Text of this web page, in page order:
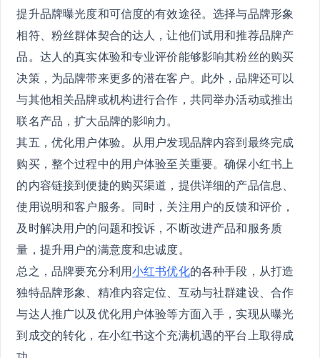
提升品牌曝光度和可信度的有效途径。选择与品牌形象
相符、粉丝群体契合的达人，让他们试用和推荐品牌产
品。达人的真实体验和专业评价能够影响其粉丝的购买
决策，为品牌带来更多的潜在客户。此外，品牌还可以
与其他相关品牌或机构进行合作，共同举办活动或推出
联名产品，扩大品牌的影响力。
其五，优化用户体验。从用户发现品牌内容到最终完成
购买，整个过程中的用户体验至关重要。确保小红书上
的内容链接到便捷的购买渠道，提供详细的产品信息、
使用说明和客户服务。同时，关注用户的反馈和评价，
及时解决用户的问题和投诉，不断改进产品和服务质
量，提升用户的满意度和忠诚度。
总之，品牌要充分利用小红书优化的各种手段，从打造
独特品牌形象、精准内容定位、互动与社群建设、合作
与达人推广以及优化用户体验等方面入手，实现从曝光
到成交的转化，在小红书这个充满机遇的平台上取得成